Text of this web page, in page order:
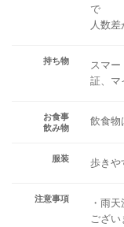
で
人数
持ち物
スマ
証、マ
お食事
飲み物
飲食物
服装 歩きや
注意事項
・雨
ござい